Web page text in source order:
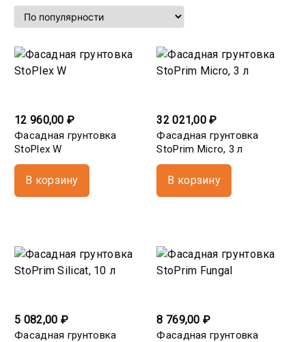
12 960,00 ₽
Фасадная грунтовка
StoPlex W
В корзину
32 021,00 ₽
Фасадная грунтовка
StoPrim Micro, 3 л
В корзину
5 082,00 ₽
Фасадная грунтовка
8 769,00 ₽
Фасадная грунтовка